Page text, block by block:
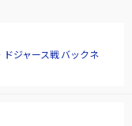
ジャース戦 バックネ